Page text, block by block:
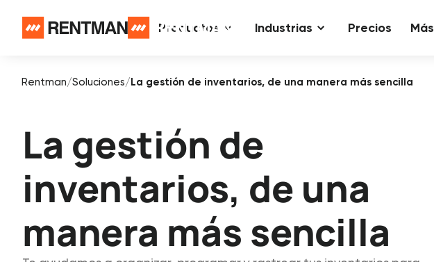
Productos Industrias Precios Más
Rentman/Soluciones/La gestión de inventarios, de una manera más sencilla
La gestión de
inventarios, de una
manera más sencilla